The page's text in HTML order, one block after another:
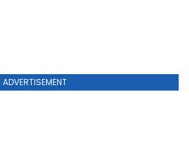
ADVERTISEMENT